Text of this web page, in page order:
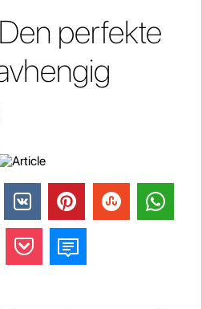
perfekte